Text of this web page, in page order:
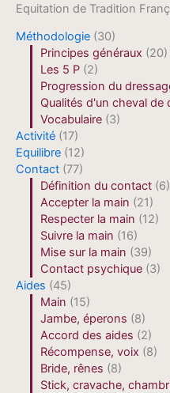
Equitation de Tradition
Méthodologie (30)
Principes généraux (20)
Les 5 P (2)
Progression du
Qualités d'un cheval de
Vocabulaire (3)
Activité (17)
Equilibre (12)
Contact (77)
Définition du contact (6)
Accepter la main (21)
Respecter la main (12)
Suivre la main (16)
Mise sur la main (39)
Contact psychique (3)
Aides (45)
Main (15)
Jambe, éperons (8)
Accord des aides (2)
Récompense, voix (8)
Bride, rênes (8)
Stick, cravache,